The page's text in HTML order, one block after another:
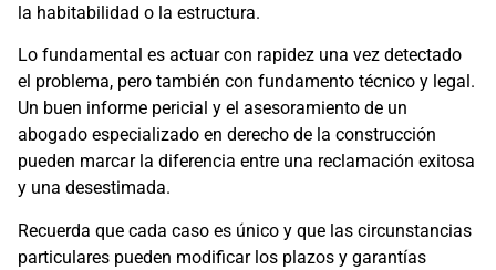
la habitabilidad o la estructura.
Lo fundamental es actuar con rapidez una vez detectado
el problema, pero también con fundamento técnico y legal.
Un buen informe pericial y el asesoramiento de un
abogado especializado en derecho de la construcción
pueden marcar la diferencia entre una reclamación exitosa
y una desestimada.
Recuerda que cada caso es único y que las circunstancias
particulares pueden modificar los plazos y garantías